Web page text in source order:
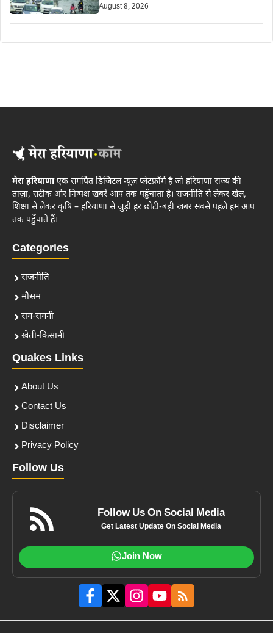
August 8, 2026
मेरा हरियाणाएक समर्पित डिजिटल न्यूज़ प्लेटफ़ॉर्म है जो हरियाणा राज्य की
ताज़ा, सटीक और निष्पक्ष खबरें आप तक पहुँचाता है। राजनीति से लेकर खेल,
शिक्षा से लेकर कृषि – हरियाणा से जुड़ी हर छोटी-बड़ी खबर सबसे पहले हम आप
तक पहुँचाते हैं।
Categories
राजनीति
मौसम
राग-रागनी
खेती-किसानी
Quakes Links
About Us
Contact Us
Disclaimer
Privacy Policy
Follow Us
Follow Us On Social Media
Get Latest Update On Social Media
Join Now